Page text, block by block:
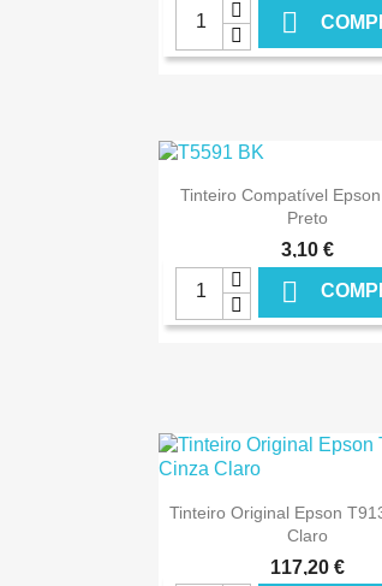

 Ver+
Tinteiro Compatível
Preto
3,10 €

 Ver+
Tinteiro Original Epson
Claro
117,20 €